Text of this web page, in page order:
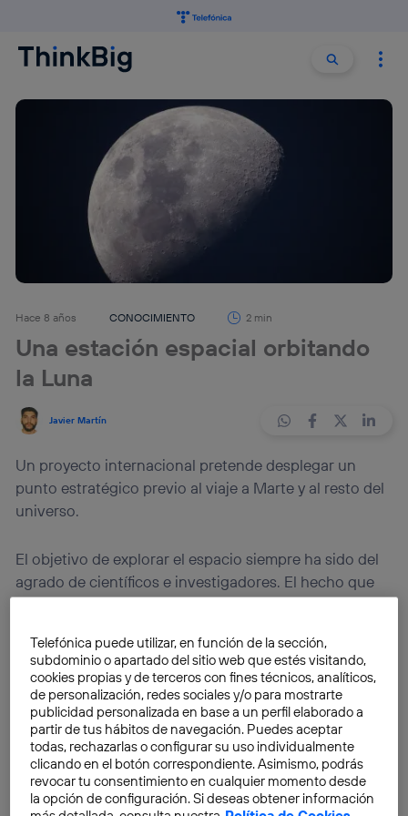
Buscar
Hace 8 años CONOCIMIENTO 2 min
Una estación espacial orbitando
la Luna
Javier Martín
Un proyecto internacional pretende desplegar un
punto estratégico previo al viaje a Marte y al resto del
universo.
El objetivo de explorar el espacio siempre ha sido del
agrado de científicos e investigadores. El hecho que
supone la exploración interestelar a una escala
condición intrépida del ser humano.
El espíritu de explorador ha llevado a los hombres a
adentrarse en parajes totalmente desconocidos,
incluso muchas veces vistos como míticos. También
ha habido proezas relacionadas con grandes viajes
Telefónica puede utilizar, en función de la sección,
subdominio o apartado del sitio web que estés visitando,
cookies propias y de terceros con fines técnicos, analíticos,
de personalización, redes sociales y/o para mostrarte
publicidad personalizada en base a un perfil elaborado a
partir de tus hábitos de navegación. Puedes aceptar
todas, rechazarlas o configurar su uso individualmente
clicando en el botón correspondiente. Asimismo, podrás
revocar tu consentimiento en cualquier momento desde
la opción de configuración. Si deseas obtener información